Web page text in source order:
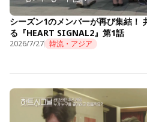
シーズン1のメンバーが再び集結！
る『HEART SIGNAL2』第1話
2026/7/27 韓流・アジア